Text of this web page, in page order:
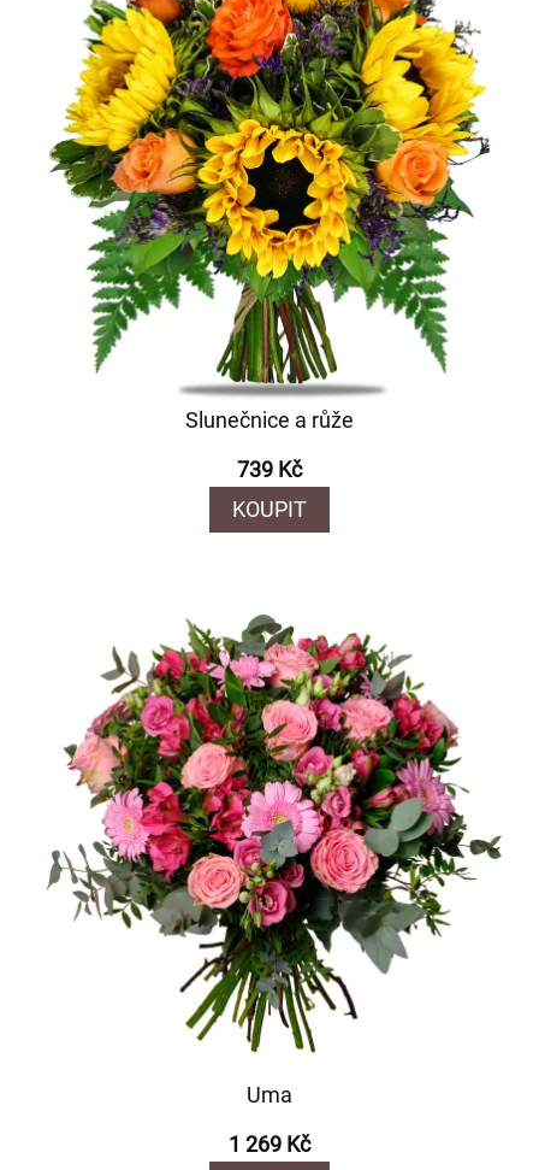
Slunečnice a růže
739 Kč
KOUPIT
Uma
1 269 Kč